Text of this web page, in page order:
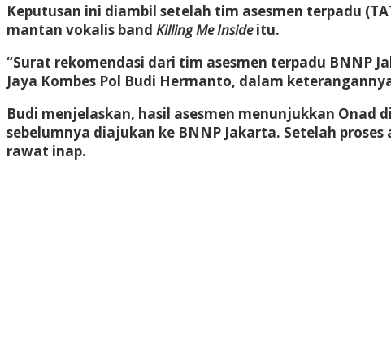
Keputusan ini diambil setelah tim asesmen terpadu
mantan vokalis band Killing Me Insideitu.
“Surat rekomendasi dari tim asesmen terpadu BNNP
Jaya Kombes Pol Budi Hermanto, dalam
Budi menjelaskan, hasil asesmen menunjukkan
sebelumnya diajukan ke BNNP Jakarta. Setelah
rawat inap.